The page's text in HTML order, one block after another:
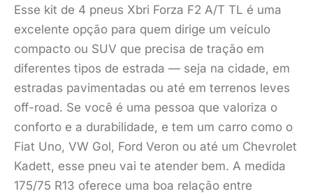
Esse kit de 4 pneus Xbri Forza F2 A/T TL é uma
excelente opção para quem dirige um veículo
compacto ou SUV que precisa de tração em
diferentes tipos de estrada — seja na cidade, em
estradas pavimentadas ou até em terrenos leves
off-road. Se você é uma pessoa que valoriza o
conforto e a durabilidade, e tem um carro como o
Fiat Uno, VW Gol, Ford Veron ou até um Chevrolet
Kadett, esse pneu vai te atender bem. A medida
175/75 R13 oferece uma boa relação entre